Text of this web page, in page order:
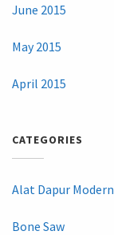
June 2015
May 2015
April 2015
CATEGORIES
Alat Dapur Modern
Bone Saw